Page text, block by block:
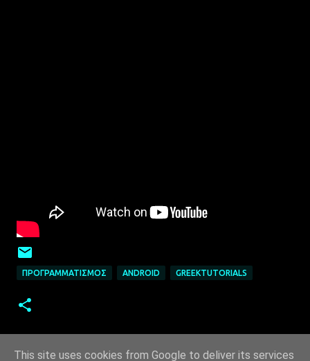
ΠΡΟΓΡΑΜΜΑΤΙΣΜΌΣ ANDROID GREEKTUTORIALS
This site uses cookies from Google to deliver its services